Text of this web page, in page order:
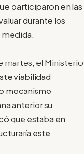
participaron en las
durante los
medida.
martes, el Ministerio
viabilidad
mecanismo
anterior su
que estaba en
este